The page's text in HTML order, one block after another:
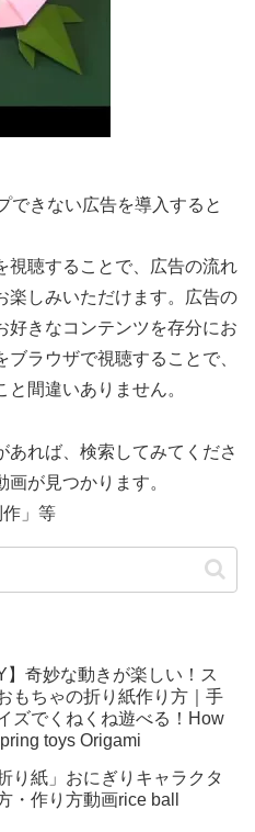
できない広告を導入すると
視聴することで、広告の流れ
楽しみいただけます。広告の
好きなコンテンツを存分にお
ラウザで視聴することで、
間違いありません。
れば、検索してみてくださ
動画が見つかります。
」等
】奇妙な動きが楽しい！ス
もちゃの折り紙作り方｜手
ズでくねくね遊べる！How
toys Origami
り紙」おにぎりキャラクタ
・作り方動画rice ball